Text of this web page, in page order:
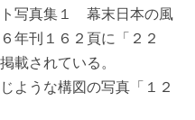
写真集１ 幕末日本の風
年刊１６２頁に「２２
載されている。
ような構図の写真「１２